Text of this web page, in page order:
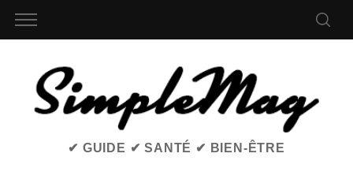
✔ GUIDE ✔ SANTÉ ✔ BIEN-ÊTRE